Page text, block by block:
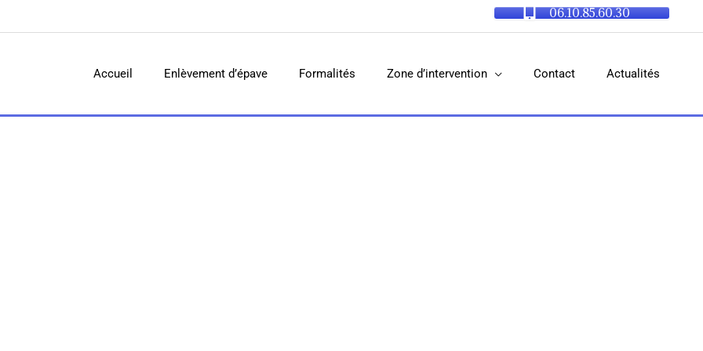
06.10.85.60.30
Accueil Enlèvement d’épave Formalités Zone d’intervention Contact Actualités